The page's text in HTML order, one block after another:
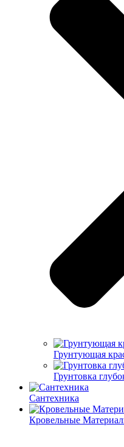
Грунтующая
Грунтовка
Сантехника
Кровельные